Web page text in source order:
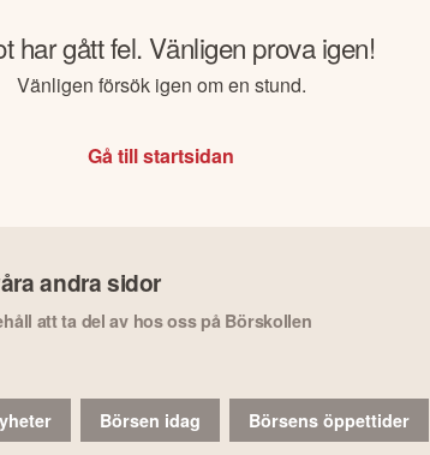
har gått fel. Vänligen prova igen!
Vänligen försök igen om en stund.
Gå till startsidan
andra sidor
att ta del av hos oss på Börskollen
Börsen idag Börsens öppettider